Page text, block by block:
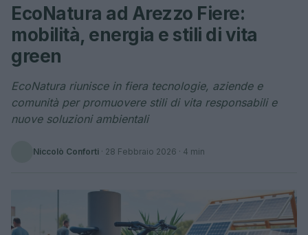
EcoNatura ad Arezzo Fiere:
mobilità, energia e stili di vita
green
EcoNatura riunisce in fiera tecnologie, aziende e
comunità per promuovere stili di vita responsabili e
nuove soluzioni ambientali
Niccolò Conforti · 28 Febbraio 2026 · 4 min